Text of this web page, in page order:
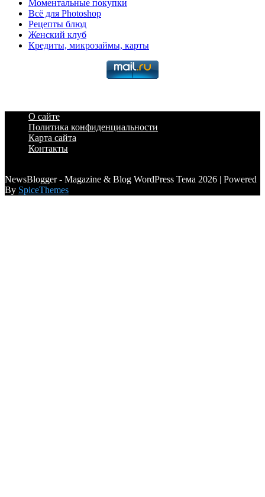
Моментальные покупки
Всё для Photoshop
Рецепты блюд
Женский клуб
Кредиты, микрозаймы, карты
О сайте
Политика конфиденциальности
Карта сайта
Контакты
NewsBlogger - Magazine & Blog WordPress Тема 2026 | Powered
By SpiceThemes